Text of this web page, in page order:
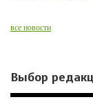
все новости
Выбор